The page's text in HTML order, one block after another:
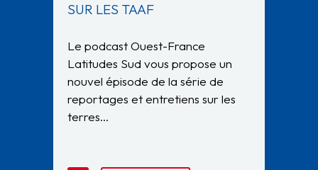
SUR LES TAAF
Le podcast Ouest-France
Latitudes Sud vous propose un
nouvel épisode de la série de
reportages et entretiens sur les
terres…